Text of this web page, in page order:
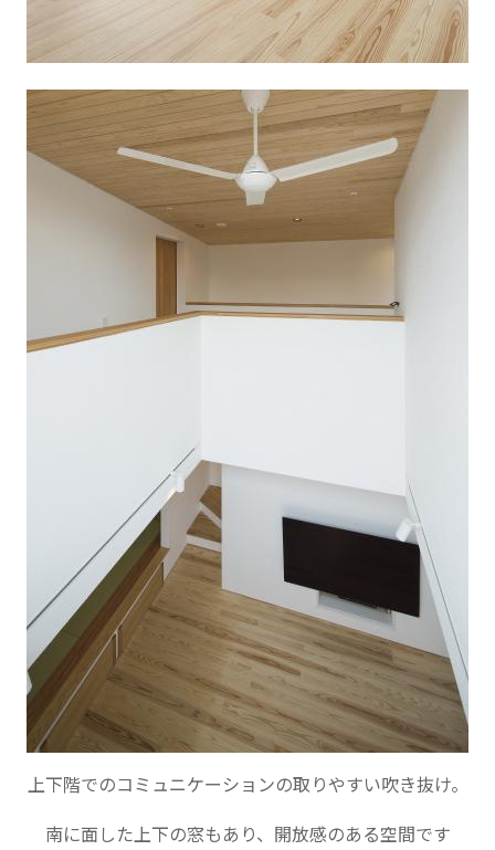
上下階でのコミュニケーションの取りやすい吹き抜け。
南に面した上下の窓もあり、開放感のある空間です